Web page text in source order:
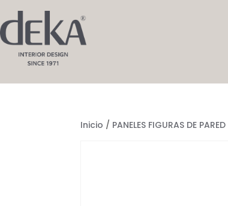
Inicio / PANELES FIGURAS DE PARED